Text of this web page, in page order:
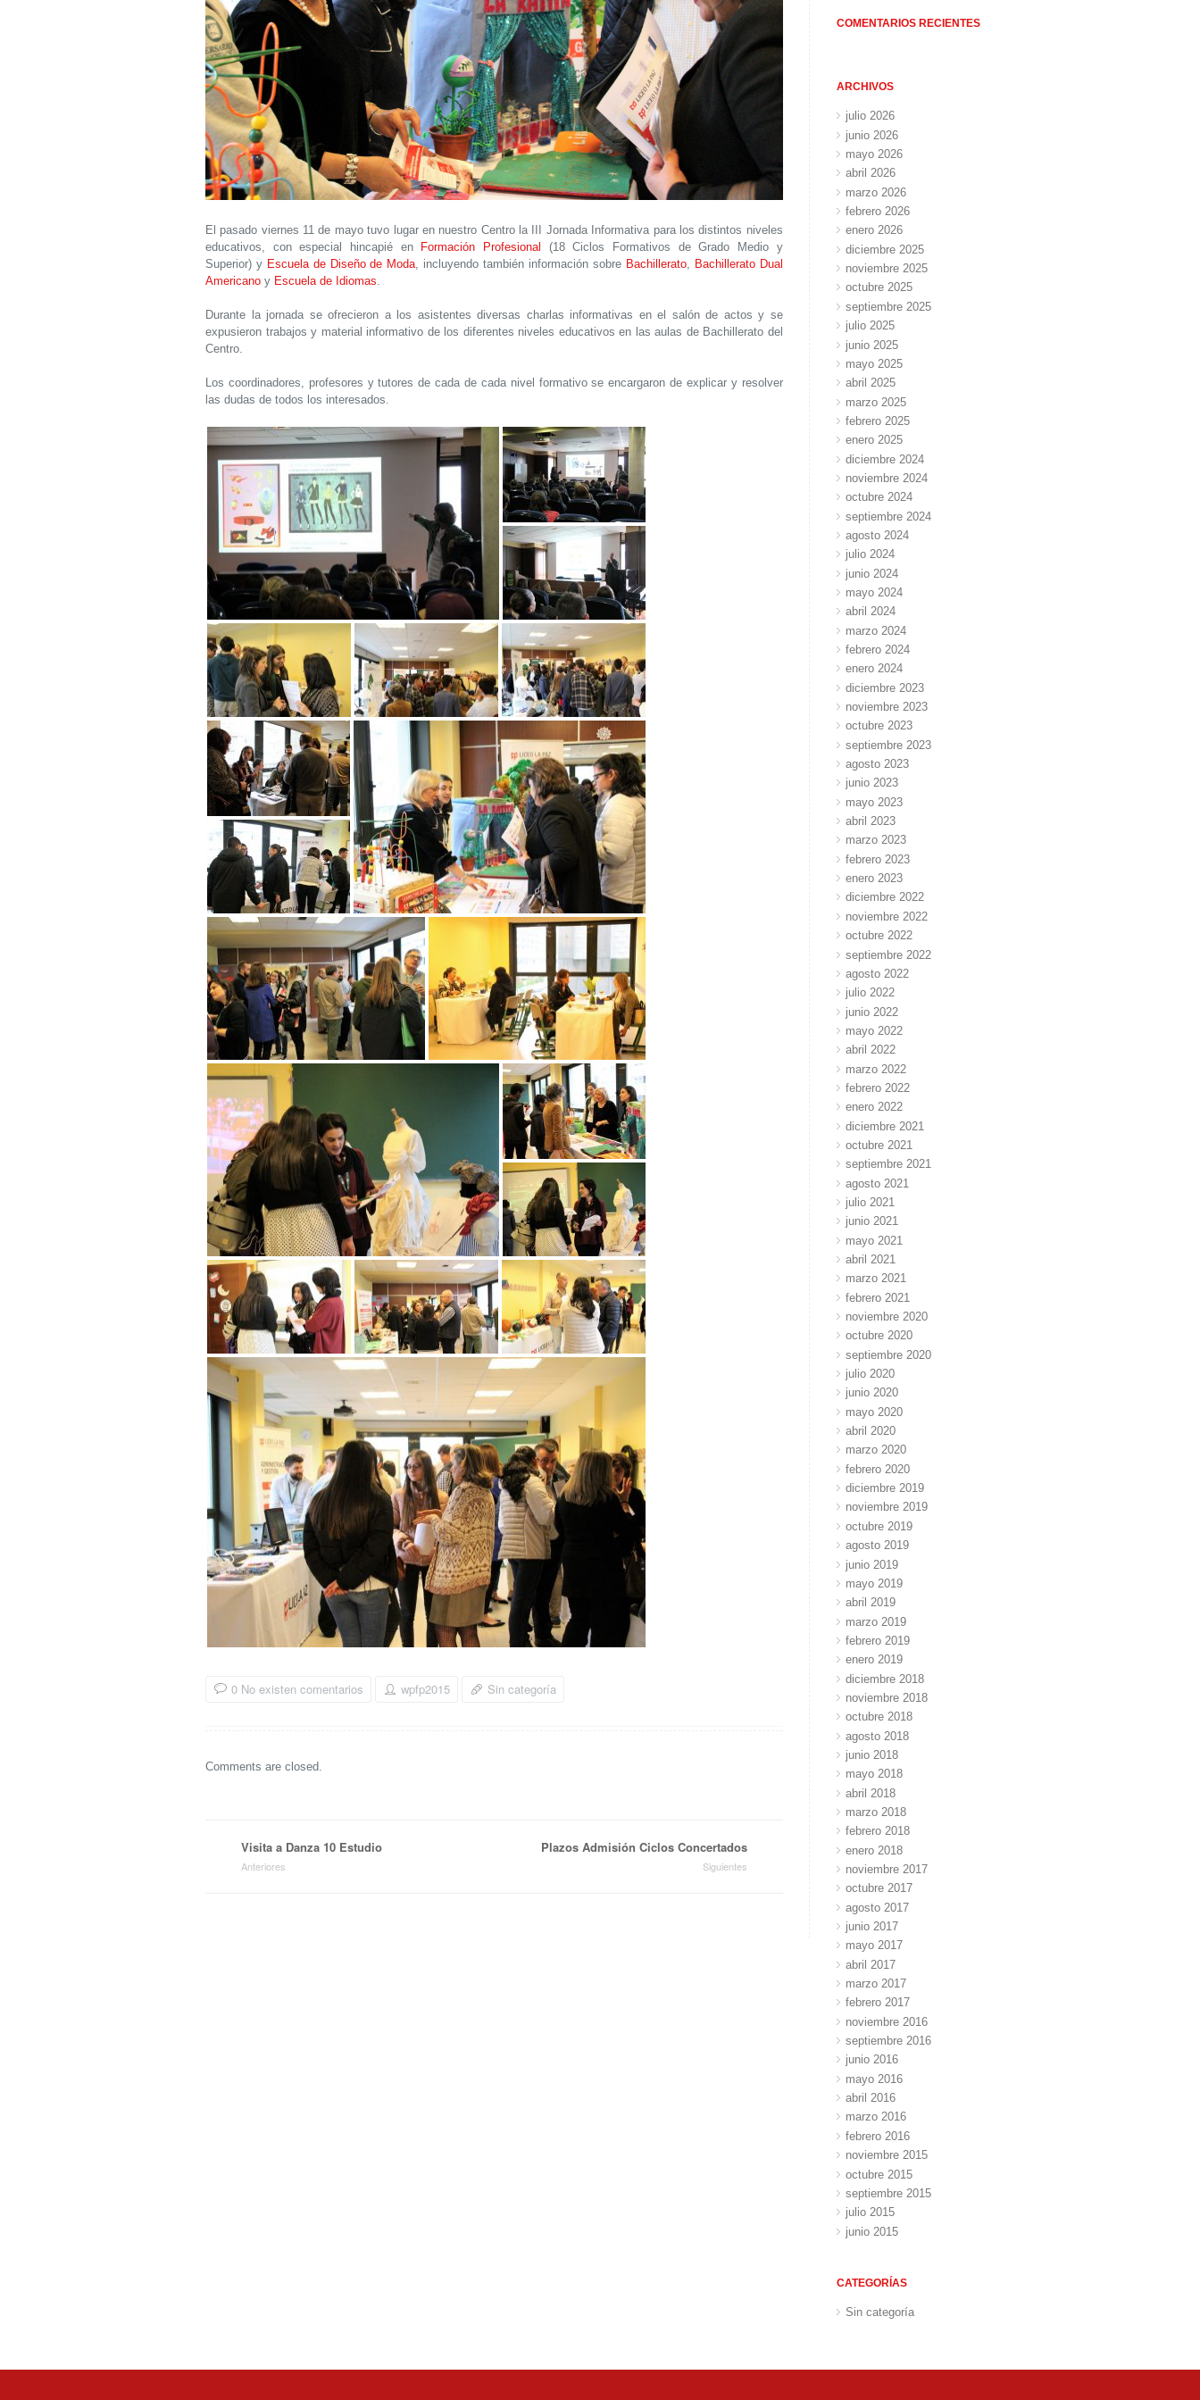
El pasado viernes 11 de mayo tuvo lugar en nuestro Centro la III Jornada Informativa para los distintos niveles
educativos, con especial hincapié en
Formación Profesional
(18 Ciclos Formativos de Grado Medio y
Superior) y Escuela de Diseño de Moda , incluyendo también información sobre Bachillerato,
Bachillerato Dual
Americano y Escuela de Idiomas
Durante la jornada se ofrecieron a los asistentes diversas charlas informativas en el salón de actos y se
expusieron trabajos y material informativo de los diferentes niveles educativos en las aulas de Bachillerato del
Centro.
Los coordinadores, profesores y tutores de cada de cada nivel formativo se encargaron de explicar y resolver
las dudas de todos los interesados.
0 No existen comentarios wpfp2015 Sin categoría
Comments are closed.
Visita a Danza 10 Estudio
Anteriores
Plazos Admisión Ciclos Concertados
Siguientes
COMENTARIOS RECIENTES
ARCHIVOS
julio 2026
junio 2026
mayo 2026
abril 2026
marzo 2026
febrero 2026
enero 2026
diciembre 2025
noviembre 2025
octubre 2025
septiembre 2025
julio 2025
junio 2025
mayo 2025
abril 2025
marzo 2025
febrero 2025
enero 2025
diciembre 2024
noviembre 2024
octubre 2024
septiembre 2024
agosto 2024
julio 2024
junio 2024
mayo 2024
abril 2024
marzo 2024
febrero 2024
enero 2024
diciembre 2023
noviembre 2023
octubre 2023
septiembre 2023
agosto 2023
junio 2023
mayo 2023
abril 2023
marzo 2023
febrero 2023
enero 2023
diciembre 2022
noviembre 2022
octubre 2022
septiembre 2022
agosto 2022
julio 2022
junio 2022
mayo 2022
abril 2022
marzo 2022
febrero 2022
enero 2022
diciembre 2021
octubre 2021
septiembre 2021
agosto 2021
julio 2021
junio 2021
mayo 2021
abril 2021
marzo 2021
febrero 2021
noviembre 2020
octubre 2020
septiembre 2020
julio 2020
junio 2020
mayo 2020
abril 2020
marzo 2020
febrero 2020
diciembre 2019
noviembre 2019
octubre 2019
agosto 2019
junio 2019
mayo 2019
abril 2019
marzo 2019
febrero 2019
enero 2019
diciembre 2018
noviembre 2018
octubre 2018
agosto 2018
junio 2018
mayo 2018
abril 2018
marzo 2018
febrero 2018
enero 2018
noviembre 2017
octubre 2017
agosto 2017
junio 2017
mayo 2017
abril 2017
marzo 2017
febrero 2017
noviembre 2016
septiembre 2016
junio 2016
mayo 2016
abril 2016
marzo 2016
febrero 2016
noviembre 2015
octubre 2015
septiembre 2015
julio 2015
junio 2015
CATEGORÍAS
Sin categoría